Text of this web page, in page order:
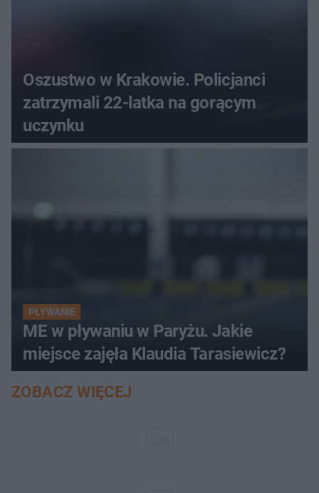
Oszustwo w Krakowie. Policjanci
zatrzymali 22-latka na gorącym
uczynku
PŁYWANIE
ME w pływaniu w Paryżu. Jakie
miejsce zajęła Klaudia Tarasiewicz?
ZOBACZ WIĘCEJ